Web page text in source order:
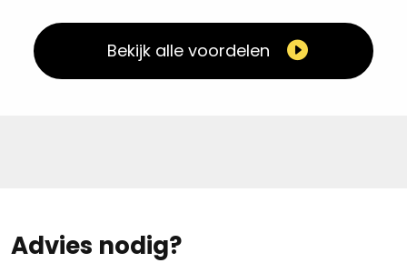
Bekijk alle voordelen
Advies nodig?